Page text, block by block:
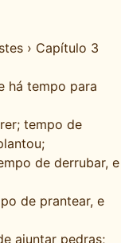
› Capítulo 3
há tempo para
tempo de
de derrubar, e
de prantear, e
ajuntar pedras;